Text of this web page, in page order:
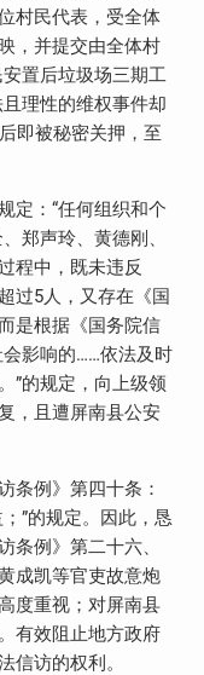
村民代表，受全体
，并提交由全体村
置后垃圾场三期工
理性的维权事件却
即被秘密关押，至
定：“任何组织和个
郑声玲、黄德刚、
程中，既未违反
过5人，又存在《国
是根据《国务院信
会影响的……依法及时
”的规定，向上级领
，且遭屏南县公安
条例》第四十条：
”的规定。因此，恳
条例》第二十六、
成凯等官吏故意炮
度重视；对屏南县
有效阻止地方政府
信访的权利。